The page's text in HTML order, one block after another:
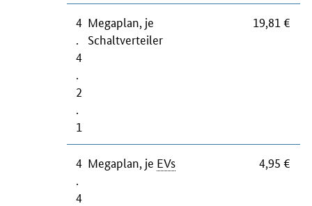
4
4
2
1
Megaplan, je
Schaltverteiler
19,81 €
4
4
Megaplan, je EVs 4,95 €